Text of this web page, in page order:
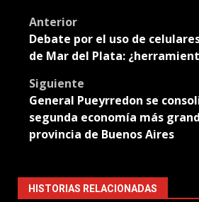
Post
navigation
Anterior
Debate por el uso de
de Mar del Plata:
Siguiente
General Pueyrredon se
segunda economía más
provincia de Buenos Aires
HISTORIAS RELACIONADAS